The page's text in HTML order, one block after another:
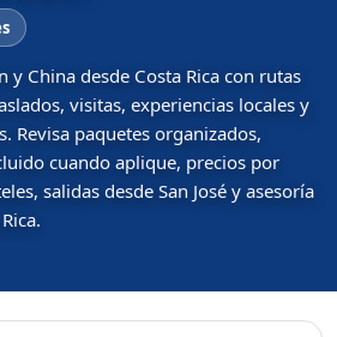
y China desde Costa Rica con rutas
visitas, experiencias locales y
Revisa paquetes organizados,
cuando aplique, precios por
salidas desde San José y asesoría